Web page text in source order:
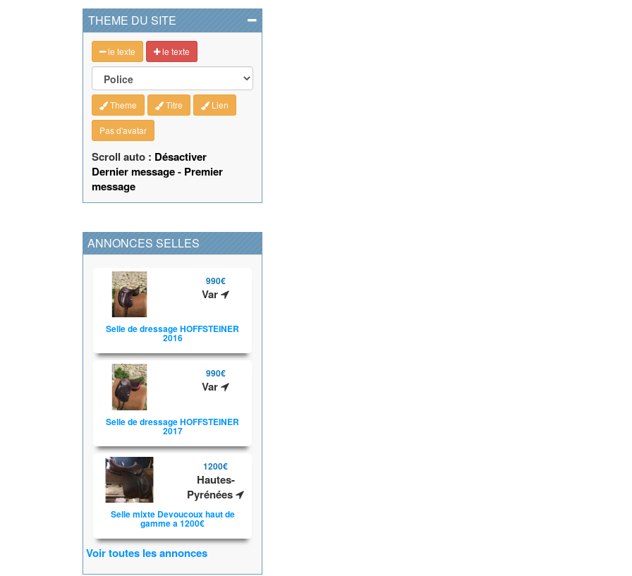
THEME DU SITE
le texte le texte
Theme Titre Lien
Pas d'avatar
Scroll auto : Désactiver
Dernier message- Premier
message
ANNONCES SELLES
990€
Var
Selle de dressage HOFFSTEINER
2016
990€
Var
Selle de dressage HOFFSTEINER
2017
1200€
Hautes-
Pyrénées
Selle mixte Devoucoux haut de
gamme a 1200€
Voir toutes les annonces